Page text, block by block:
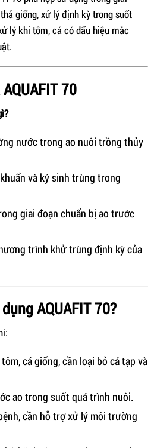
giống, xử lý định kỳ trong suốt
lý khi tôm, cá có dấu hiệu mắc
70
nước trong ao nuôi trồng thủy
và ký sinh trùng trong
giai đoạn chuẩn bị ao trước
trình khử trùng định kỳ của
AQUAFIT 70?
cá giống, cần loại bỏ cá tạp và
ao trong suốt quá trình nuôi.
cần hỗ trợ xử lý môi trường